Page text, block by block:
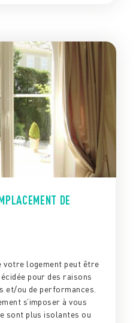
DE
votre logement peut être
pour des raisons
et/ou de performances.
s’imposer à vous
sont plus isolantes ou